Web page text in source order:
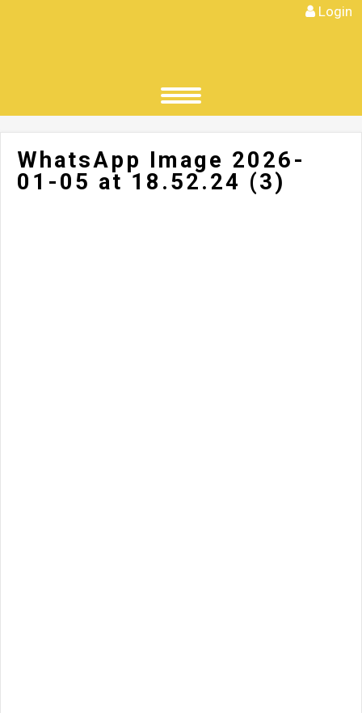
Login
WhatsApp Image 2026-
01-05 at 18.52.24 (3)